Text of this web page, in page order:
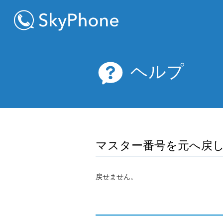
ヘルプ
マスター番号を元へ戻
戻せません。